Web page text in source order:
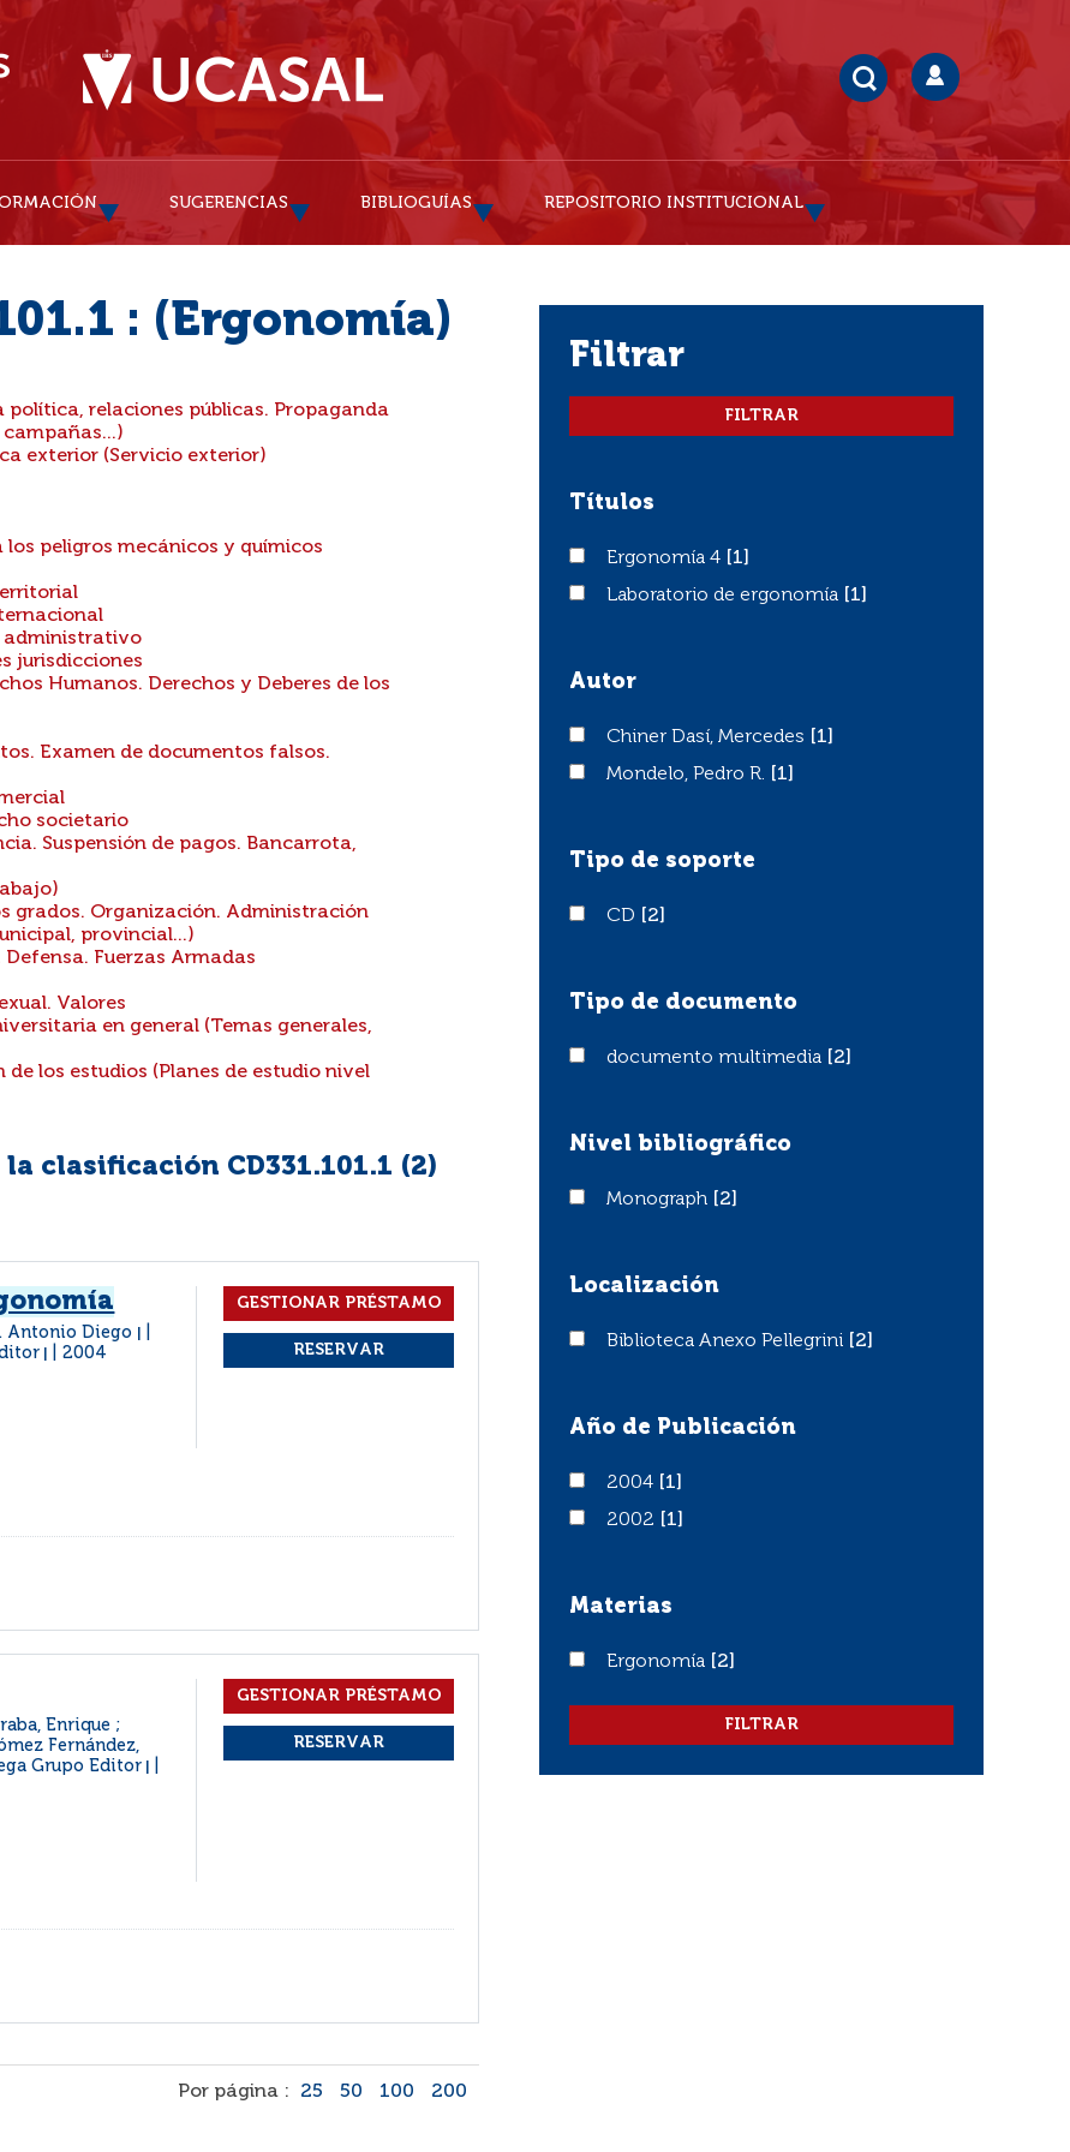
SUGERENCIAS BIBLIOGUÍAS REPOSITORIO INSTITUCIONAL
: (Ergonomía)
política, relaciones públicas. Propaganda
exterior (Servicio exterior)
los peligros mecánicos y químicos
administrativo
jurisdicciones
Humanos. Derechos y Deberes de los
Examen de documentos falsos.
societario
Suspensión de pagos. Bancarrota,
grados. Organización. Administración
provincial...)
Fuerzas Armadas
Valores
en general (Temas generales,
los estudios (Planes de estudio nivel
clasificación CD331.101.1 (2)
Antonio Diego
2004
Enrique ;
Fernández,
Grupo Editor
Por página : 25 50 100 200
filtrar
Títulos
Ergonomía 4
Ergonomía 4
[1]
Laboratorio de ergonomía
Laboratorio de ergonomía [1]
Autor
Chiner Dasí, Mercedes
Chiner Dasí, Mercedes
[1]
Mondelo, Pedro R.
Mondelo, Pedro R. [1]
Tipo de soporte
CD CD [2]
Tipo de documento
documento multimedia
documento multimedia [2]
Nivel bibliográfico
Monograph
Monograph [2]
Localización
Biblioteca Anexo Pellegrini
Biblioteca Anexo Pellegrini [2]
Año de Publicación
20042004
[1]
20022002 [1]
Materias
Ergonomía
Ergonomía [2]